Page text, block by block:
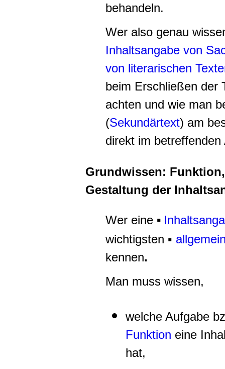
behandeln.
Wer also genau
Inhaltsangabe von
von literarischen
beim Erschließen der
achten und wie man
(Sekundärtext) am
direkt im
Grundwissen:
Gestaltung der
Wer eine ▪
wichtigsten ▪
kennen.
Man muss wissen,
welche Aufgabe
Funktion eine
hat,